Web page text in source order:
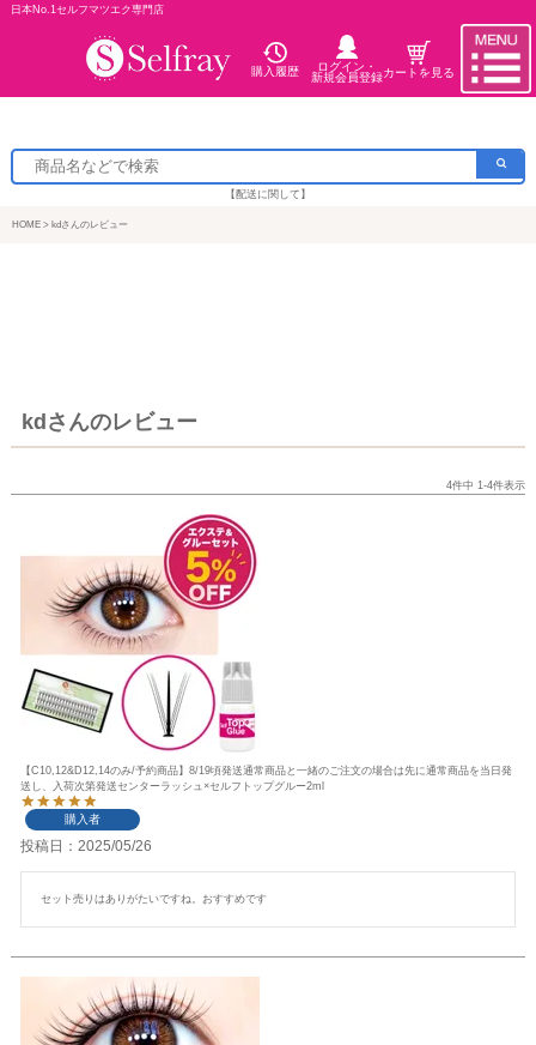
日本No.1セルフマツエク専門店
購入履歴
ログイン・
新規会員登録カートを見る
【配送に関して】
HOME kdさんのレビュー
kdさんのレビュー
4件中 1-4件表示
【C10,12&D12,14のみ/予約商品】8/19頃発送通常商品と一緒のご注文の場合は先に通常商品を当日発
送し、入荷次第発送センターラッシュ×セルフトップグルー2ml
購入者
投稿日 2025/05/26
セット売りはありがたいですね。おすすめです